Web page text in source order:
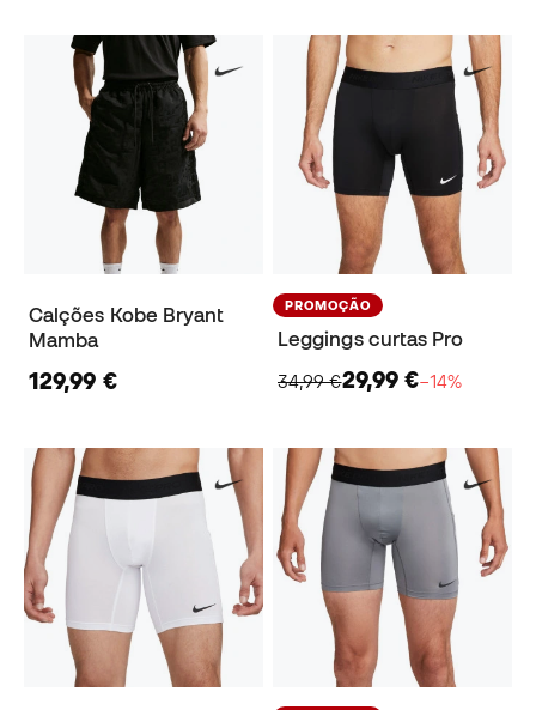
Calções Kobe Bryant
Mamba
129,99 €
PROMOÇÃO
Leggings curtas Pro
34,99 €29,99 €−14%